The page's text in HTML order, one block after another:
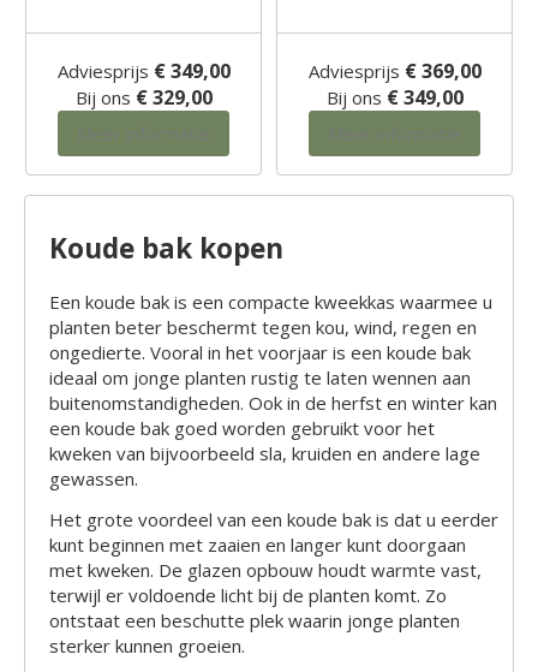
Adviesprijs € 349,00
Bij ons € 329,00
Meer informatie
Adviesprijs € 369,00
Bij ons € 349,00
Meer informatie
Koude bak kopen
Een koude bak is een compacte kweekkas waarmee u
planten beter beschermt tegen kou, wind, regen en
ongedierte. Vooral in het voorjaar is een koude bak
ideaal om jonge planten rustig te laten wennen aan
buitenomstandigheden. Ook in de herfst en winter kan
een koude bak goed worden gebruikt voor het
kweken van bijvoorbeeld sla, kruiden en andere lage
gewassen.
Het grote voordeel van een koude bak is dat u eerder
kunt beginnen met zaaien en langer kunt doorgaan
met kweken. De glazen opbouw houdt warmte vast,
terwijl er voldoende licht bij de planten komt. Zo
ontstaat een beschutte plek waarin jonge planten
sterker kunnen groeien.